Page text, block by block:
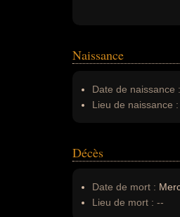
Naissance
Date de naissance :
Lieu de naissance :
Décès
Date de mort :
Lieu de mort : --